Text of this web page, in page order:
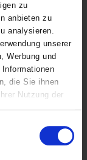
zu
anbieten zu
analysieren.
unserer
Werbung und
die Sie ihnen
Nutzung der